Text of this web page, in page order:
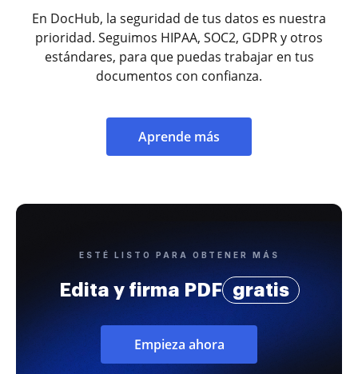
En DocHub, la seguridad de tus datos es nuestra
prioridad. Seguimos HIPAA, SOC2, GDPR y otros
estándares, para que puedas trabajar en tus
documentos con confianza.
Aprende más
ESTÉ LISTO PARA OBTENER MÁS
Edita y firma PDF gratis
Empieza ahora